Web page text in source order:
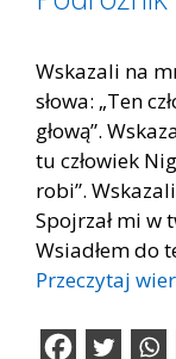
Wskazali na
słowa: „Ten
głową”.
tu człowiek
robi”.
Spojrzał mi w
Wsiadłem do
Przeczytaj